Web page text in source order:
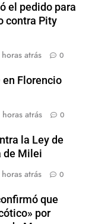
el pedido para
contra Pity
horas atrás 0
en Florencio
horas atrás 0
la Ley de
de Milei
horas atrás 0
que
por